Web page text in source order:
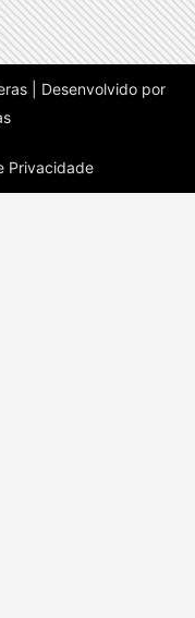
| Desenvolvido por
Privacidade